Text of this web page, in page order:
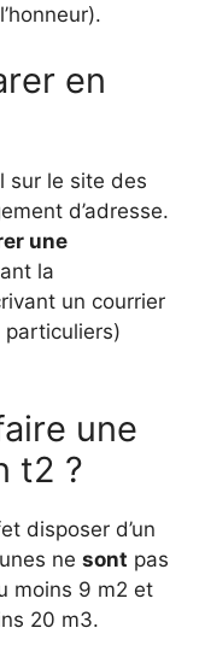
en
sur le site des
d’adresse.
une
la
un courrier
particuliers)
une
t2 ?
disposer d’un
ne sont pas
moins 9 m2 et
20 m3.